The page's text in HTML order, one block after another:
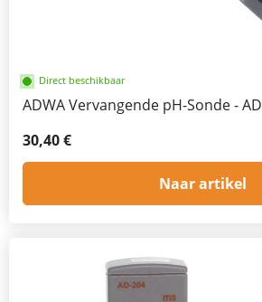
Direct beschikbaar
ADWA Vervangende pH-Sonde -
30,40 €
Naar artikel